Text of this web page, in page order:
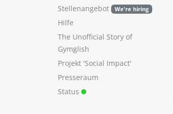
Stellenangebot
We're hiring
Hilfe
The Unofficial Story of
Gymglish
Projekt 'Social Impact'
Presseraum
Status